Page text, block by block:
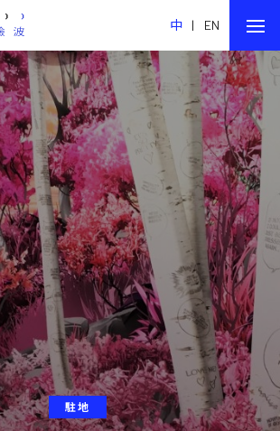
中 | EN
駐地